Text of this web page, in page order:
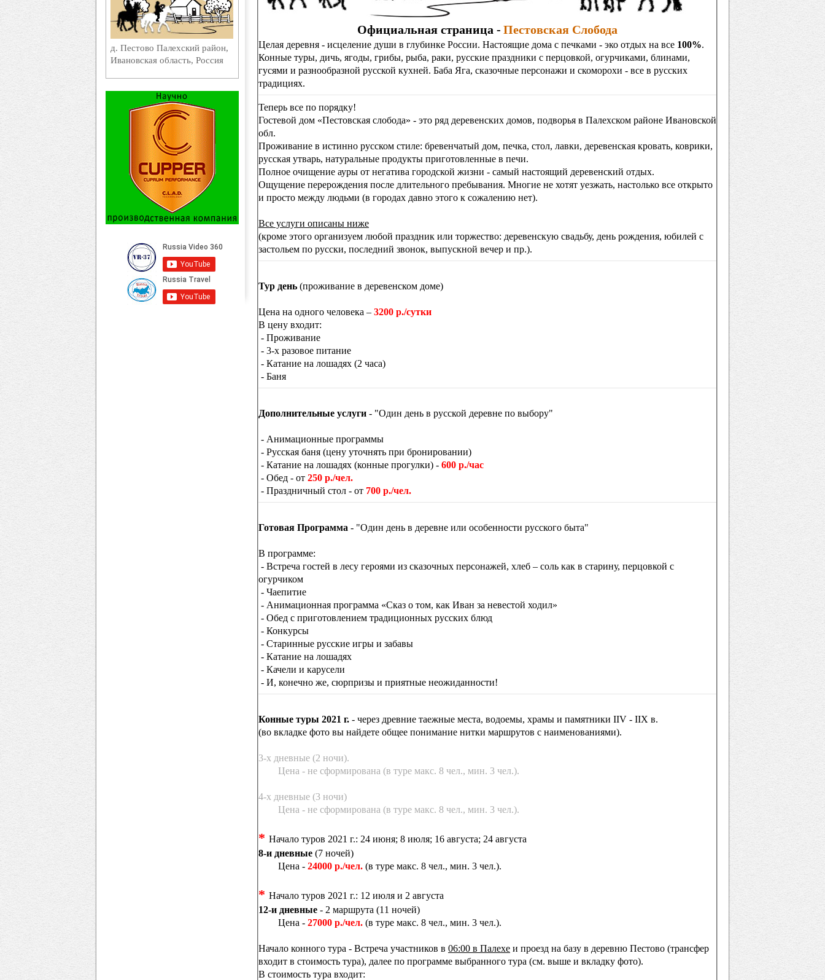
Официальная страница - Пестовская Слобода
Целая деревня - исцеление души в глубинке России. Настоящие дома с печками - эко отдых на все 100%.
Конные туры, дичь, ягоды, грибы, рыба, раки, русские праздники с перцовкой, огурчиками, блинами,
гусями и разнообразной русской кухней. Баба Яга, сказочные персонажи и скоморохи - все в русских
традициях.
Теперь все по порядку!
Гостевой дом «Пестовская слобода» - это ряд деревенских домов, подворья в Палехском районе Ивановской
обл.
Проживание в истинно русском стиле: бревенчатый дом, печка, стол, лавки, деревенская кровать, коврики,
русская утварь, натуральные продукты приготовленные в печи.
Полное очищение ауры от негатива городской жизни - самый настоящий деревенский отдых.
Ощущение перерождения после длительного пребывания. Многие не хотят уезжать, настолько все открыто
и просто между людьми (в городах давно этого к сожалению нет).
Все услуги описаны ниже
(кроме этого организуем любой праздник или торжество: деревенскую свадьбу, день рождения, юбилей с
застольем по русски, последний звонок, выпускной вечер и пр.).
Тур день (проживание в деревенском доме)
Цена на одного человека – 3200 р./сутки
В цену входит:
- Проживание
- 3-х разовое питание
- Катание на лошадях (2 часа)
- Баня
Дополнительные услуги - "Один день в русской деревне по выбору"
- Анимационные программы
- Русская баня (цену уточнять при бронировании)
- Катание на лошадях (конные прогулки) - 600 р./час
- Обед - от 250 р./чел.
- Праздничный стол - от 700 р./чел.
Готовая Программа - "Один день в деревне или особенности русского быта"
В программе:
- Встреча гостей в лесу героями из сказочных персонажей, хлеб – соль как в старину, перцовкой с
огурчиком
- Чаепитие
- Анимационная программа «Сказ о том, как Иван за невестой ходил»
- Обед с приготовлением традиционных русских блюд
- Конкурсы
- Старинные русские игры и забавы
- Катание на лошадях
- Качели и карусели
- И, конечно же, сюрпризы и приятные неожиданности!
Конные туры 2021 г. - через древние таежные места, водоемы, храмы и памятники IIV - IIX в.
(во вкладке фото вы найдете общее понимание нитки маршрутов с наименованиями).
3-х дневные (2 ночи).
Цена - не сформирована (в туре макс. 8 чел., мин. 3 чел.).
4-х дневные (3 ночи)
Цена - не сформирована (в туре макс. 8 чел., мин. 3 чел.).
* Начало туров 2021 г.: 24 июня; 8 июля; 16 августа; 24 августа
8-и дневные (7 ночей)
Цена - 24000 р./чел. (в туре макс. 8 чел., мин. 3 чел.).
* Начало туров 2021 г.: 12 июля и 2 августа
12-и дневные - 2 маршрута (11 ночей)
Цена - 27000 р./чел. (в туре макс. 8 чел., мин. 3 чел.).
Начало конного тура - Встреча участников в 06:00 в Палехе и проезд на базу в деревню Пестово (трансфер
входит в стоимость тура), далее по программе выбранного тура (см. выше и вкладку фото).
В стоимость тура входит:
д. Пестово Палехский район,
Ивановская область, Россия